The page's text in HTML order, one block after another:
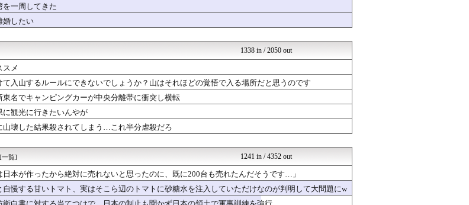
群で優しい、仏様のような女性がいた。ずっと憧...
車で火災、乗員は避難…エンジンルーム付近か...
軍事・ミリタリー速報☆彡
がスゴすぎる アナ速‐女子アナ画像速報
を一周してきた
婚したい
1338 in / 2050 out
スメ
入山するルールにできないでしょうか？山はそれほどの覚悟で入る場所だと思うのです
名でキャンピングカーが中央分離帯に衝突し横転
観光に行きたいんやが
山壊した結果殺されてしまう…これ半分虐殺だろ
[一覧] 1241 in / 4352 out
本が作ったから絶対に売れないと思ったのに、既に200台も売れたんだそうです…」
慢する甘いトマト、実はそこら辺のトマトに砂糖水を注入していただけなのが判明して大問題にw